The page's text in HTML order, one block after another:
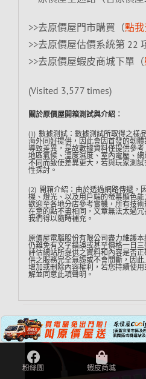
>>去原價屋門市購買（點
>>去原價屋估價系統第 22
>>去原價屋蝦皮商城下單（
(Visited 3,577 times)
關於原價屋開箱測試與介紹︰
(1) 數據測試：數據測試所取得之樣
海外同好提供，因此會因首發的韌
導致差異，是故數據資料僅提供參
地區氣候、溫度濕度、室內電壓、
不同而致使差異更大，若與玩家測
性探討。
(2) 開箱介紹：由於透過網路傳遞，
機、燈光、以及用戶端的螢幕顯色
歡迎至各地分店參考實機，所有技
在意的點不盡相同，文章無法太過冗
我們得以隨時補充。
原價屋電腦股份有限公司盡力維護
仍難免有文字錯誤或甚至價格一日
評估網站所提供之資料和內容是否
供之服務完全無誤或不會間斷，因此
增加或刪除內容權利，若您持續使
解並同意此項聲明。